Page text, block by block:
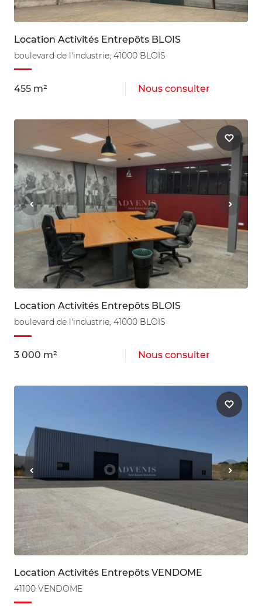
Location Activités Entrepôts BLOIS
boulevard de l'industrie, 41000 BLOIS
455 m² Nous consulter
Location Activités Entrepôts BLOIS
boulevard de l'industrie, 41000 BLOIS
3 000 m² Nous consulter
Location Activités Entrepôts VENDOME
41100 VENDOME